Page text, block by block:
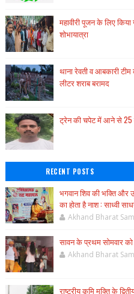
महावीरी पूजन के लिए
शोभायात्रा
थाना रेवती व आबकारी
लीटर शराब बरामद
ट्रेन की चपेट में आने से 25
RECENT POSTS
भगवान शिव की भक्ति और
का होता है नाश : साध्वी
Akhand Bharat
सावन के प्रथम सोमवार
Akhand Bharat
राष्ट्रीय कृमि मुक्ति के